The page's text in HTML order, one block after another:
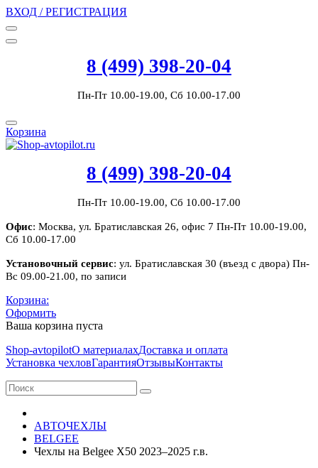
ВХОД / РЕГИСТРАЦИЯ
8 (499) 398-20-04
Пн-Пт 10.00-19.00, Сб 10.00-17.00
Корзина
8 (499) 398-20-04
Пн-Пт 10.00-19.00, Сб 10.00-17.00
Офис: Москва, ул. Братиславская 26, офис 7 Пн-Пт 10.00-19.00,
Сб 10.00-17.00
Установочный сервис: ул. Братиславская 30 (въезд с двора) Пн-
Вс 09.00-21.00, по записи
Корзина:
Оформить
Ваша корзина пуста
Shop-avtopilotО материалахДоставка и оплата
Установка чехловГарантияОтзывыКонтакты
АВТОЧЕХЛЫ
BELGEE
Чехлы на Belgee X50 2023–2025 г.в.